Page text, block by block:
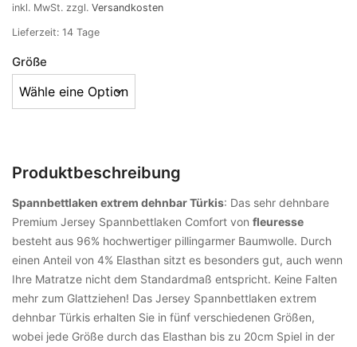
inkl. MwSt. zzgl. Versandkosten
Lieferzeit: 14 Tage
Größe
Produktbeschreibung
Spannbettlaken extrem dehnbar Türkis: Das sehr dehnbare
Premium Jersey Spannbettlaken Comfort von fleuresse
besteht aus 96% hochwertiger pillingarmer Baumwolle. Durch
einen Anteil von 4% Elasthan sitzt es besonders gut, auch wenn
Ihre Matratze nicht dem Standardmaß entspricht. Keine Falten
mehr zum Glattziehen! Das Jersey Spannbettlaken extrem
dehnbar Türkis erhalten Sie in fünf verschiedenen Größen,
wobei jede Größe durch das Elasthan bis zu 20cm Spiel in der